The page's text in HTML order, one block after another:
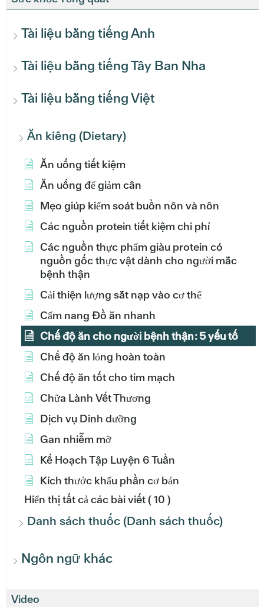
Tài liệu bằng tiếng Anh
Tài liệu bằng tiếng Tây Ban Nha
Tài liệu bằng tiếng Việt
Ăn kiêng (Dietary)
Ăn uống tiết kiệm
Ăn uống để giảm cân
Mẹo giúp kiểm soát buồn nôn và nôn
Các nguồn protein tiết kiệm chi phí
Các nguồn thực phẩm giàu protein có
nguồn gốc thực vật dành cho người mắc
bệnh thận
Cải thiện lượng sắt nạp vào cơ thể
Cẩm nang Đồ ăn nhanh
Chế độ ăn cho người bệnh thận: 5 yếu tố
Chế độ ăn lỏng hoàn toàn
Chế độ ăn tốt cho tim mạch
Chữa Lành Vết Thương
Dịch vụ Dinh dưỡng
Gan nhiễm mỡ
Kế Hoạch Tập Luyện 6 Tuần
Kích thước khẩu phần cơ bản
Hiển thị tất cả các bài viết( 10 )
Danh sách thuốc (Danh sách thuốc)
Ngôn ngữ khác
Video